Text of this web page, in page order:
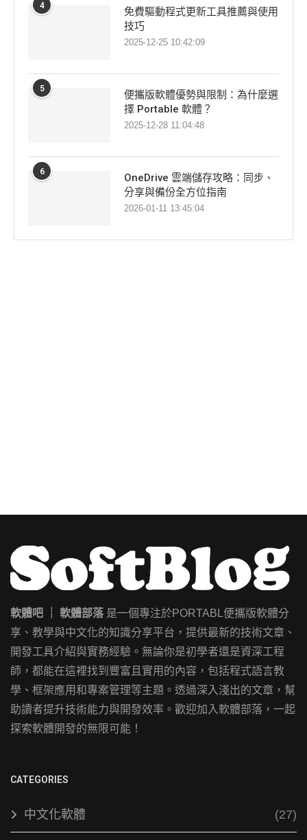
4
免費驅動程式更新工具推薦與使用
技巧
2025-12-25 10:42:09
5
便攜版軟體優勢與限制：為什麼選
擇 Portable 軟體？
2025-12-28 11:04:48
6
OneDrive 雲端儲存攻略：同步、
分享與備份全方位指南
2026-01-11 13:45:04
軟體吧 ┊ 軟體部落是一個專注於PORTABL便攜版軟體分
享、教學與中文化的知識分享平台，提供最新的技術文章、
開發工具介紹與實務經驗。無論你是初學者還是資深工程
師，都能在這裡找到豐富且實用的內容，包括程式語言教
學、框架應用和專案管理等主題。透過深入淺出的文章，幫
助讀者提升技術能力與開發效率。歡迎加入軟體部落，一起
探索軟體開發的無限可能！
CATEGORIES
中文化軟體 (27)